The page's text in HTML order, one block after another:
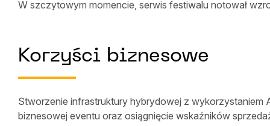
W szczytowym momencie, serwis festiwalu notował
Korzyści biznesowe
Stworzenie infrastruktury hybrydowej z wykorzystaniem
biznesowej eventu oraz osiągnięcie wskaźników